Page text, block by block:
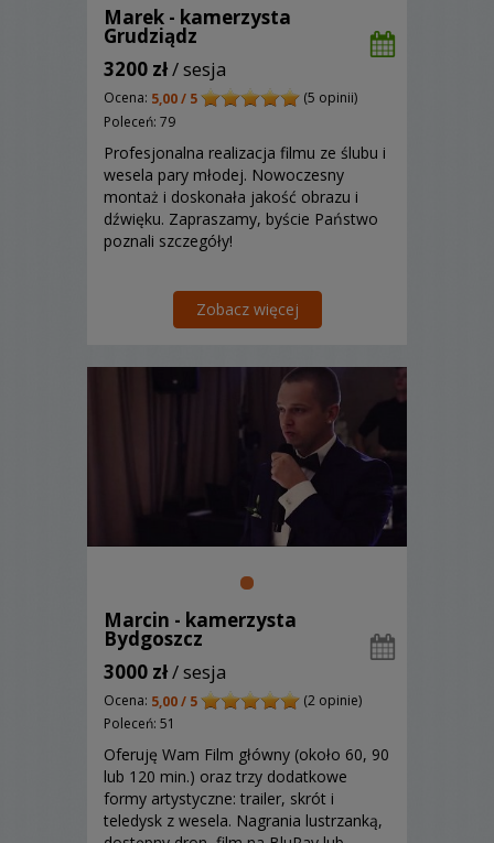
Marek - kamerzysta
Grudziądz
3200 zł/ sesja
Ocena: 5,00 / 5
(5 opinii)
Poleceń: 79
Profesjonalna realizacja filmu ze ślubu i
wesela pary młodej. Nowoczesny
montaż i doskonała jakość obrazu i
dźwięku. Zapraszamy, byście Państwo
poznali szczegóły!
Zobacz więcej
Marcin - kamerzysta
Bydgoszcz
3000 zł/ sesja
Ocena: 5,00 / 5
(2 opinie)
Poleceń: 51
Oferuję Wam Film główny (około 60, 90
lub 120 min.) oraz trzy dodatkowe
formy artystyczne: trailer, skrót i
teledysk z wesela. Nagrania lustrzanką,